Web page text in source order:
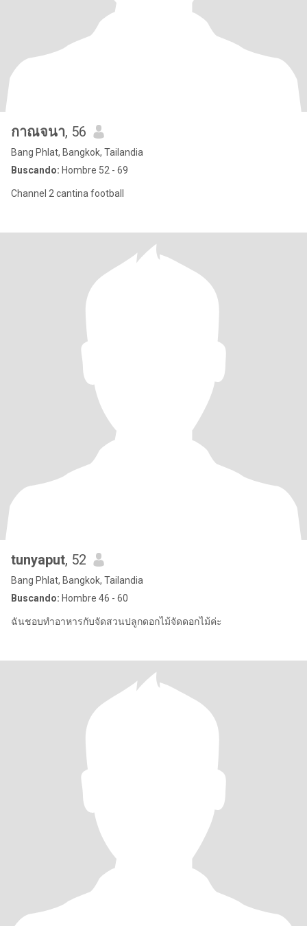
กาณจนา, 56
Bang Phlat, Bangkok, Tailandia
Buscando: Hombre 52 - 69
Channel 2 cantina football
tunyaput, 52
Bang Phlat, Bangkok, Tailandia
Buscando: Hombre 46 - 60
ฉันชอบทำอาหารกับจัดสวนปลูกดอกไม้จัดดอกไม้ค่ะ